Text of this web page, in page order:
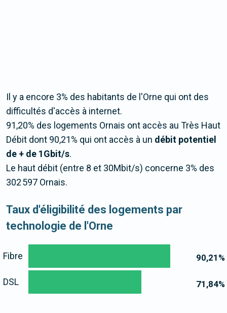
Il y a encore 3% des habitants de l'Orne qui ont des
difficultés d'accès à internet.
91,20% des logements Ornais ont accès au Très Haut
Débit dont 90,21% qui ont accès à un débit potentiel
de + de 1Gbit/s.
Le haut débit (entre 8 et 30Mbit/s) concerne 3% des
302 597 Ornais.
Taux d'éligibilité des logements par
technologie de l'Orne
90,21 %
71,84%
Fibre
DSL